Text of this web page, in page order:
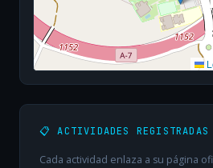
📋 ACTIVIDADES REGISTRADAS
Cada actividad enlaza a su página